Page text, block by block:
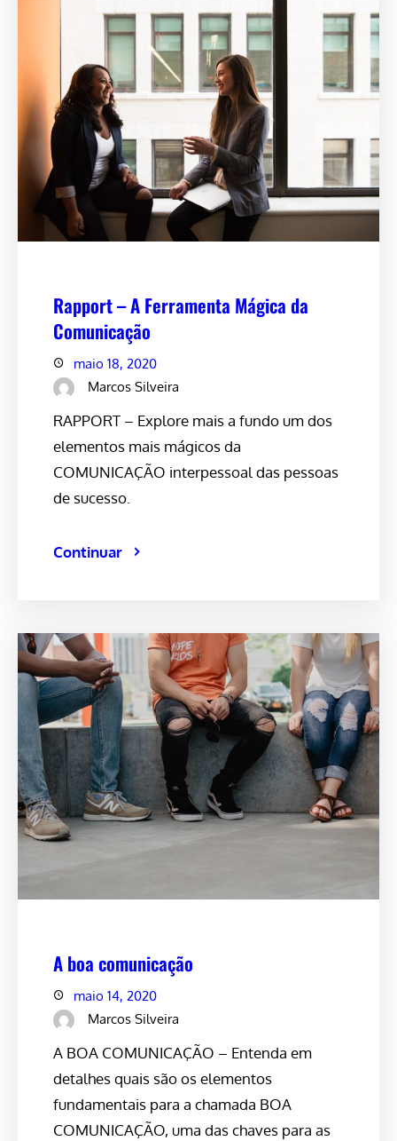
Rapport – A Ferramenta Mágica da
Comunicação
maio 18, 2020
Marcos Silveira
RAPPORT – Explore mais a fundo um dos
elementos mais mágicos da
COMUNICAÇÃO interpessoal das pessoas
de sucesso.
Continuar
A boa comunicação
maio 14, 2020
Marcos Silveira
A BOA COMUNICAÇÃO – Entenda em
detalhes quais são os elementos
fundamentais para a chamada BOA
COMUNICAÇÃO, uma das chaves para as